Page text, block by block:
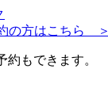
の方はこちら ＞
約もできます。